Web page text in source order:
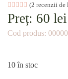
Evaluat la5.00
2(2 recenzii
Preț: 60 lei
Cod produs:
10 în stoc